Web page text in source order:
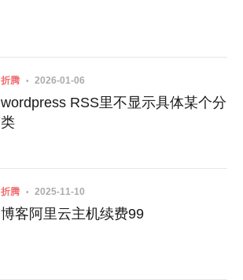
折腾 2026-01-06
wordpress RSS里不显示具体某个分
类
折腾 2025-11-10
博客阿里云主机续费99